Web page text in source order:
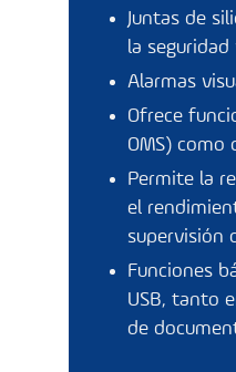
Juntas de
la
Alarmas
Ofrece
OMS) como
Permite la
el
supervisión
Funciones
USB, tanto
de